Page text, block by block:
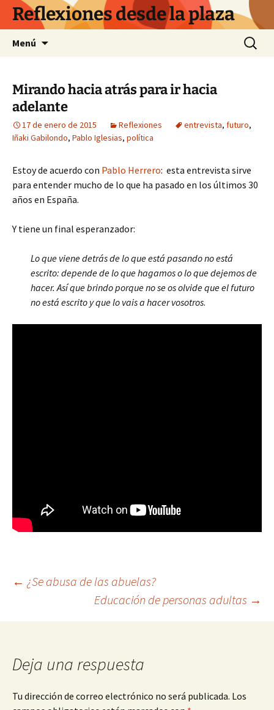
Saltar
contenido
Reflexiones desde la plaza
Menú Buscar:
Mirando hacia atrás para ir hacia
adelante
17 de enero de 2015 Reflexiones entrevista, futuro,
Iñaki Gabilondo, Pablo Iglesias, política
Estoy de acuerdo con Pablo Herrero: esta entrevista sirve
para entender mucho de lo que ha pasado en los últimos 30
años en España.
Y tiene un final esperanzador:
Lo que viene detrás de lo que está pasando no está
escrito: depende de lo que hagamos o lo que dejemos de
hacer. Así que brindo porque no se os olvide que el futuro
no está escrito y que lo vais a hacer vosotros.
Navegación
de
entradas
← ¿Se abusa de las abuelas?
Educación de personas adultas →
Deja una respuesta
Tu dirección de correo electrónico no será publicada. Los